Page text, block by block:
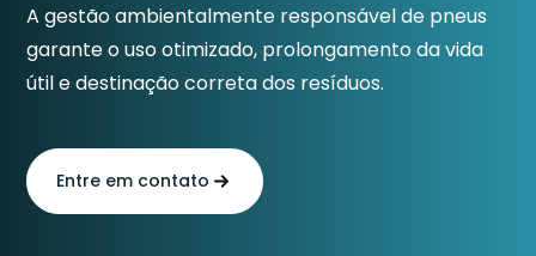
A gestão ambientalmente responsável de pneus
garante o uso otimizado, prolongamento da vida
útil e destinação correta dos resíduos.
Entre em contato